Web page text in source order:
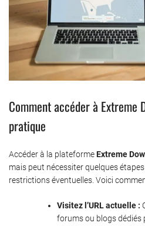
Comment accéder à Extreme
pratique
Accéder à la plateformeExtreme
mais peut nécessiter quelques
restrictions éventuelles. Voici
Visitez l’URL actuelle :
forums ou blogs dédiés